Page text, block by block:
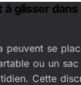
à glisser
peuvent se
ou un
Cette